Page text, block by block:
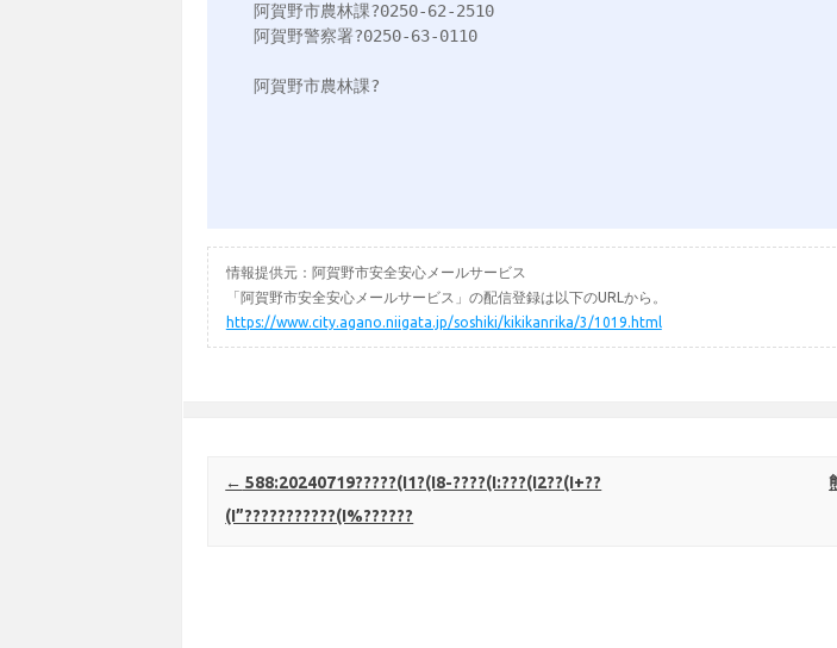
阿賀野市農林課?0250-62-2510
阿賀野警察署?0250-63-0110
情報提供元：阿賀野市安全安心メールサービス
「阿賀野市安全安心メールサービス」の配信登録は以下のURLから。
https://www.city.agano.niigata.jp/soshiki/kikikanrika/3/1019.html
Post navigation
← 588:20240719?????(I1?(I8-????(I:???(I2??(I+??
(I”???????????(I%??????